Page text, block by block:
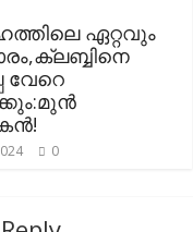
ഏറ്റവും
വേറെ
0